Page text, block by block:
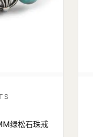
绿松石珠戒